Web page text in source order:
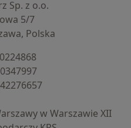
Sp. z o.o.
5/7
Polska
w Warszawie XII